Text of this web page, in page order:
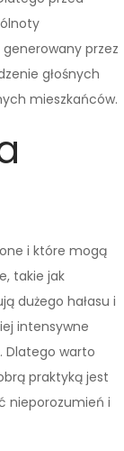
przez
głośnych
mieszkańców.
i które mogą
takie jak
dużego hałasu i
intensywne
Dlatego warto
praktyką jest
nieporozumień i